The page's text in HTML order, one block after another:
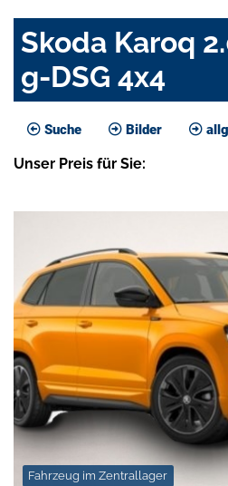
Skoda Karoq
g-DSG 4x4
Suche Bilder
Unser Preis für Sie:
Fahrzeug im Zentrallager